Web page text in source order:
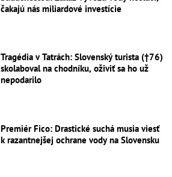
čakajú nás miliardové investície
Tragédia v Tatrách: Slovenský turista (†76)
skolaboval na chodníku, oživiť sa ho už
nepodarilo
Premiér Fico: Drastické suchá musia viesť
k razantnejšej ochrane vody na Slovensku